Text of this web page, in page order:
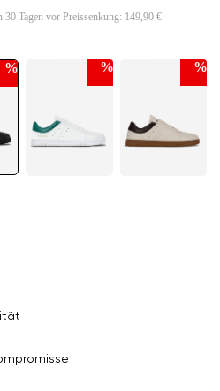
% % %
Tagen vor Preissenkung: 149,90 €